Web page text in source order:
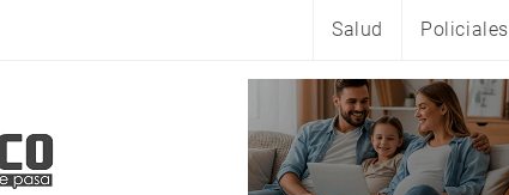
Salud Policiales